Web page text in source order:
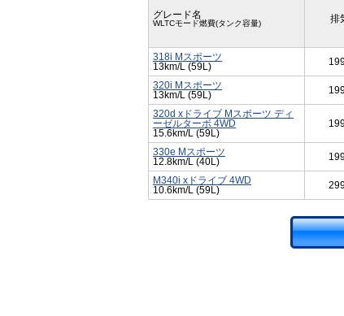
グレード名
WLTCモード燃費(タンク容量) 排
318i Mスポーツ
13km/L (59L)
320i Mスポーツ
13km/L (59L)
320d xドライブ Mスポーツ ディ
ーゼルターボ 4WD
15.6km/L (59L)
330e Mスポーツ
12.8km/L (40L)
M340i xドライブ 4WD
10.6km/L (59L)